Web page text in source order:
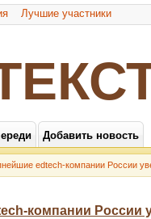
Лучшие участники
Добавить новость
edtech-компании России
компании России